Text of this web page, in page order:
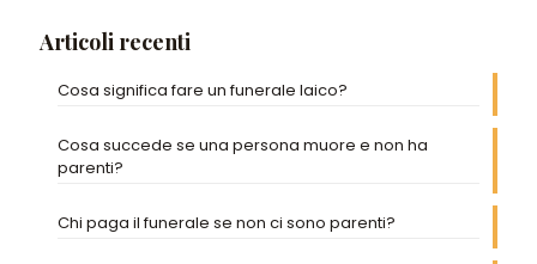
Articoli recenti
Cosa significa fare un funerale laico?
Cosa succede se una persona muore e non ha
parenti?
Chi paga il funerale se non ci sono parenti?